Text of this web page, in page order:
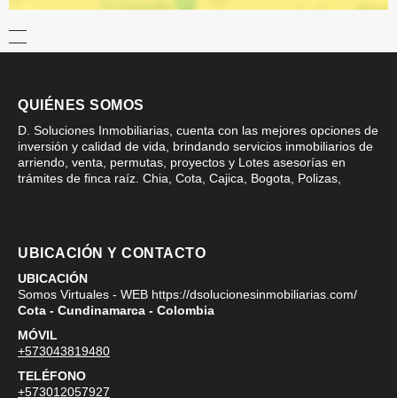
QUIÉNES SOMOS
D. Soluciones Inmobiliarias, cuenta con las mejores opciones de
inversión y calidad de vida, brindando servicios inmobiliarios de
arriendo, venta, permutas, proyectos y Lotes asesorías en
trámites de finca raíz. Chia, Cota, Cajica, Bogota, Polizas,
UBICACIÓN Y CONTACTO
UBICACIÓN
Somos Virtuales - WEB https://dsolucionesinmobiliarias.com/
Cota - Cundinamarca - Colombia
MÓVIL
+573043819480
TELÉFONO
+573012057927